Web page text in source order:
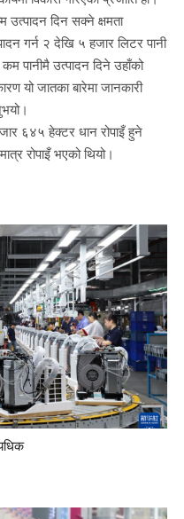
दिन सक्ने क्षमता
गर्न २ देखि ५ हजार लिटर पानी
पानीमै उत्पादन दिने उहाँको
यो जातका बारेमा जानकारी
६४५ हेक्टर धान रोपाइँ हुने
रोपाइँ भएको थियो।